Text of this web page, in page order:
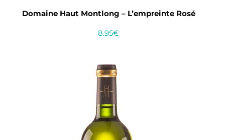
Domaine Haut Montlong – L’empreinte Rosé
8.95€